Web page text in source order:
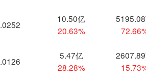
10.50亿
20.63%
5.47亿
28.28%